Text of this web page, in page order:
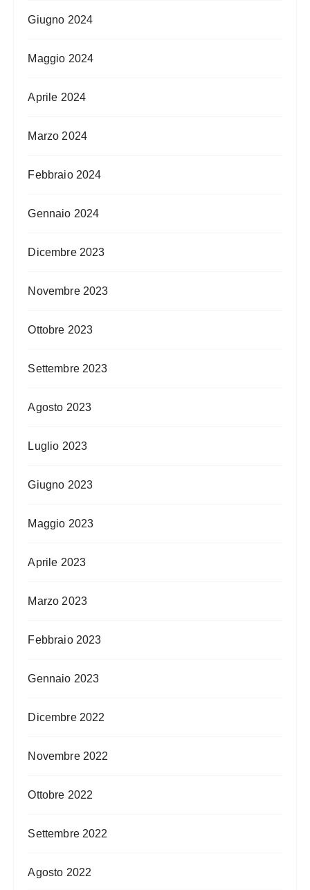
Giugno 2024
Maggio 2024
Aprile 2024
Marzo 2024
Febbraio 2024
Gennaio 2024
Dicembre 2023
Novembre 2023
Ottobre 2023
Settembre 2023
Agosto 2023
Luglio 2023
Giugno 2023
Maggio 2023
Aprile 2023
Marzo 2023
Febbraio 2023
Gennaio 2023
Dicembre 2022
Novembre 2022
Ottobre 2022
Settembre 2022
Agosto 2022